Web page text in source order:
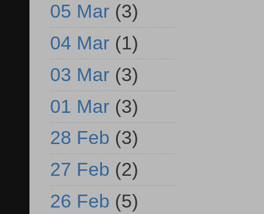
05 Mar (3)
04 Mar (1)
03 Mar (3)
01 Mar (3)
28 Feb (3)
27 Feb (2)
26 Feb (5)